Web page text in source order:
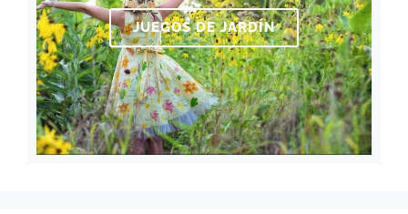
JUEGOS DE JARDÍN